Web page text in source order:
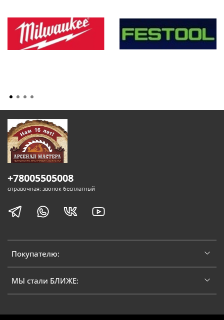
Покупателю:
МЫ стали БЛИЖЕ:
+78005505008
справочная: звонок бесплатный